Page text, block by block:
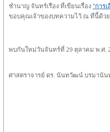
ชำนาญ จันทร์เรือง ที่เขียนเรื่อง "การ
ขอบคุณเจ้าของบทความไว้ ณ ที่นี้ด้ว
พบกันใหม่วันจันทร์ที่ 29 ตุลาคม พ.ศ.
ศาสตราจารย์ ดร. นันทวัฒน์ บรมานัน